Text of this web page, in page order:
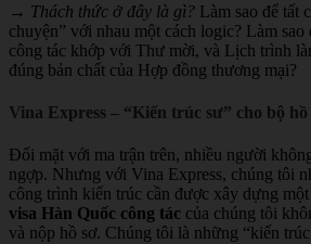
→ Thách thức ở đây là gì? Làm sao để tất
chuyện” với nhau một cách logic? Làm
công tác khớp với Thư mời, và Lịch trình
đúng bản chất của Hợp đồng thương mại?
Vina Express – “Kiến trúc sư” cho bộ hồ
Đối mặt với ma trận trên, nhiều người
ngợp. Nhưng với Vina Express, chúng tôi
công trình kiến trúc cần được xây dựng
visa Hàn Quốc công tác của chúng tôi
và nộp hồ sơ. Chúng tôi là những “kiến